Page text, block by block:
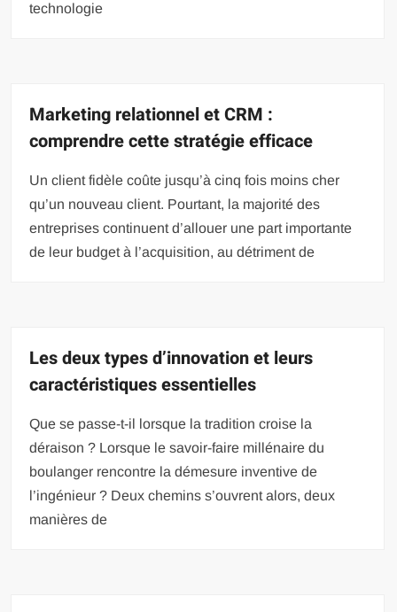
technologie
Marketing relationnel et CRM :
comprendre cette stratégie efficace
Un client fidèle coûte jusqu’à cinq fois moins cher
qu’un nouveau client. Pourtant, la majorité des
entreprises continuent d’allouer une part importante
de leur budget à l’acquisition, au détriment de
Les deux types d’innovation et leurs
caractéristiques essentielles
Que se passe-t-il lorsque la tradition croise la
déraison ? Lorsque le savoir-faire millénaire du
boulanger rencontre la démesure inventive de
l’ingénieur ? Deux chemins s’ouvrent alors, deux
manières de